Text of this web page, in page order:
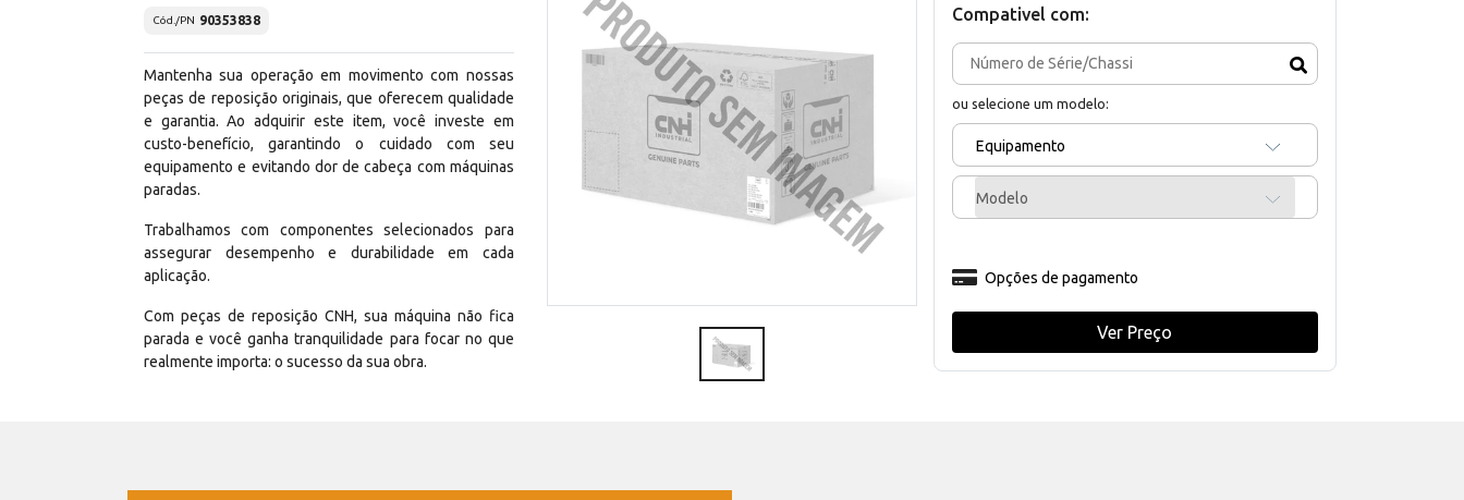
Cód./PN 90353838
Mantenha sua operação em movimento com nossas
peças de reposição originais, que oferecem qualidade
e garantia. Ao adquirir este item, você investe em
custo-benefício, garantindo o cuidado com seu
equipamento e evitando dor de cabeça com máquinas
paradas.
Trabalhamos com componentes selecionados para
assegurar desempenho e durabilidade em cada
aplicação.
Com peças de reposição CNH, sua máquina não fica
parada e você ganha tranquilidade para focar no que
realmente importa: o sucesso da sua obra.
Compativel com:
ou selecione um modelo:
Equipamento
Modelo
Opções de pagamento
Ver Preço